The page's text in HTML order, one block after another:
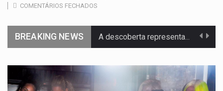
COMENTÁRIOS FECHADOS
BREAKING NEWS A descoberta representa um marco para a astronomia moderna. Embora…
De acordo com as autoridades de saúde da Faixa de…